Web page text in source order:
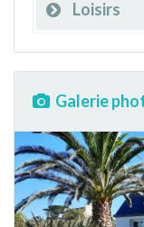
Loisirs
Galerie